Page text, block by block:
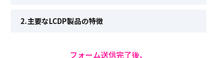
主要なLCDP製品の特徴
フォーム送信完了後、